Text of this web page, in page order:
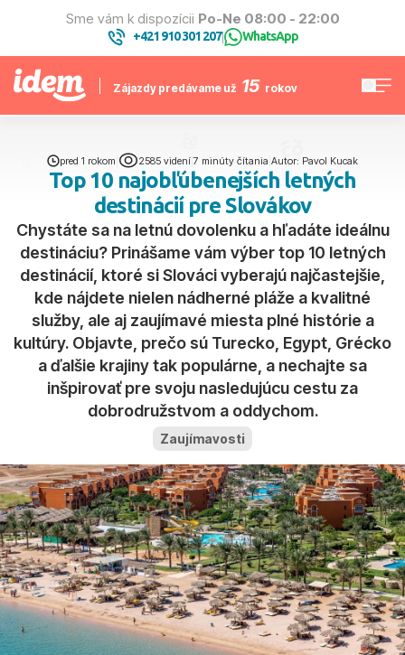
Sme vám k dispozícii Po-Ne 08:00 - 22:00
+421 910 301 207| WhatsApp
Zájazdy predávame už 15 rokov
pred 1 rokom 2585 videní|7 minúty čítania Autor: Pavol Kucak
Top 10 najobľúbenejších letných
destinácií pre Slovákov
Chystáte sa na letnú dovolenku a hľadáte ideálnu
destináciu? Prinášame vám výber top 10 letných
destinácií, ktoré si Slováci vyberajú najčastejšie,
kde nájdete nielen nádherné pláže a kvalitné
služby, ale aj zaujímavé miesta plné histórie a
kultúry. Objavte, prečo sú Turecko, Egypt, Grécko
a ďalšie krajiny tak populárne, a nechajte sa
inšpirovať pre svoju nasledujúcu cestu za
dobrodružstvom a oddychom.
Zaujímavosti